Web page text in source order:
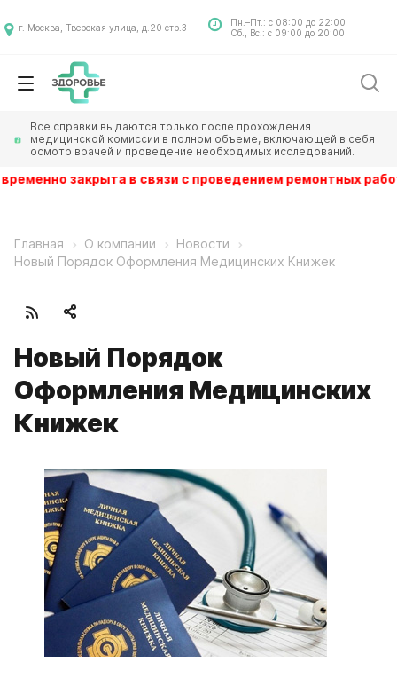
Все справки выдаются только после прохождения
медицинской комиссии в полном объеме, включающей в себя
осмотр врачей и проведение необходимых исследований.
временно закрыта в связи с проведением ремонтных
г. Москва, Тверская улица, д.20 стр.3
Пн.–Пт.: с 08:00 до 22:00
Сб., Вс.: с 09:00 до 20:00
Главная О компании
Новости
Новый Порядок Оформления Медицинских Книжек
Новый Порядок
Оформления Медицинских
Книжек